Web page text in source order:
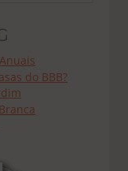
do BBB?